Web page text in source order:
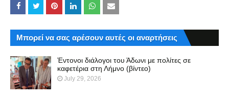
Μπορεί να σας αρέσουν αυτές οι αναρτήσεις
Έντονοι διάλογοι του Άδωνι με πολίτες σε
καφετέρια στη Λήμνο (βίντεο)
July 29, 2026